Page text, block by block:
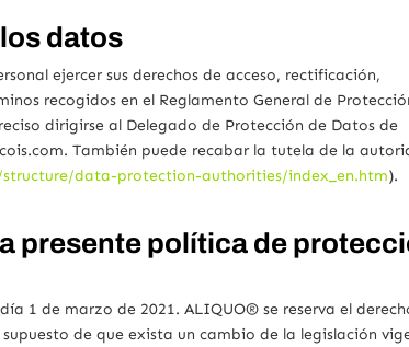
datos
ejercer sus derechos de acceso, rectificación,
recogidos en el Reglamento General de
dirigirse al Delegado de Protección de Datos de
También puede recabar la tutela de la
data-protection-authorities/index_en.htm).
presente política de
1 de marzo de 2021. ALIQUO® se reserva el
de que exista un cambio de la legislación